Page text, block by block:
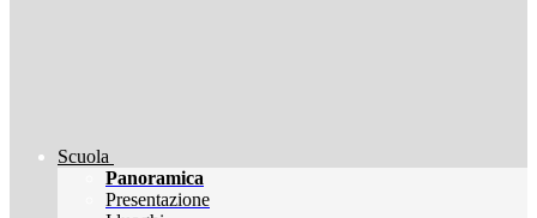
Scuola
Panoramica
Presentazione